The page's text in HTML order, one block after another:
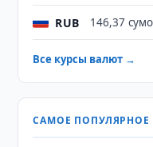
RUB 146,37
Все курсы валют →
САМОЕ ПОПУЛЯРНОЕ